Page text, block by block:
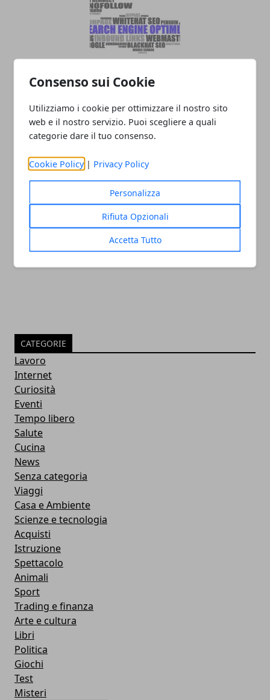
Consenso sui Cookie
Utilizziamo i cookie per ottimizzare il nostro sito
web e il nostro servizio. Puoi scegliere a quali
categorie dare il tuo consenso.
Cookie Policy | Privacy Policy
Personalizza
Rifiuta Opzionali
Accetta Tutto
la visibilità di un sito
Il monopattino elettrico: un gioco per
adulti
CATEGORIE
Lavoro
Internet
Curiosità
Eventi
Tempo libero
Salute
Cucina
News
Senza categoria
Viaggi
Casa e Ambiente
Scienze e tecnologia
Acquisti
Istruzione
Spettacolo
Animali
Sport
Trading e finanza
Arte e cultura
Libri
Politica
Giochi
Test
Misteri